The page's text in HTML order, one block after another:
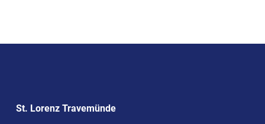
St. Lorenz Travemünde